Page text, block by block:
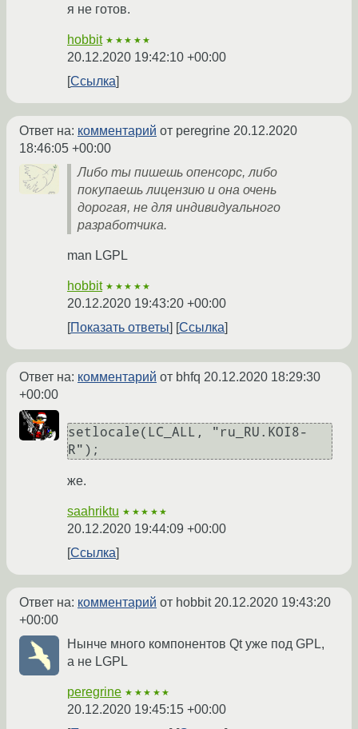
я не готов.
hobbit ★★★★★
20.12.2020 19:42:10 +00:00
Ссылка
Ответ на: комментарий от peregrine 20.12.2020
18:46:05 +00:00
Либо ты пишешь опенсорс, либо
покупаешь лицензию и она очень
дорогая, не для индивидуального
разработчика.
man LGPL
hobbit ★★★★★
20.12.2020 19:43:20 +00:00
Показать ответы
Ссылка
Ответ на: комментарий от bhfq 20.12.2020 18:29:30
+00:00
setlocale(LC_ALL, "ru_RU.KOI8-
же.
saahriktu ★★★★★
20.12.2020 19:44:09 +00:00
Ссылка
Ответ на: комментарий от hobbit20.12.2020 19:43:20
+00:00
Нынче много компонентов Qt уже под GPL,
а не LGPL
peregrine ★★★★★
20.12.2020 19:45:15 +00:00